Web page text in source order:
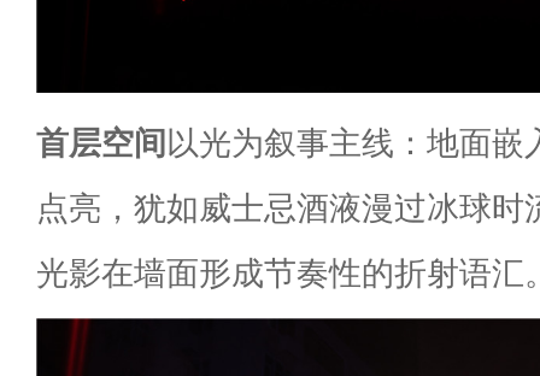
首层空间 以光为叙事主线：地面
点亮，犹如威士忌酒液漫过冰球时
光影在墙面形成节奏性的折射语汇